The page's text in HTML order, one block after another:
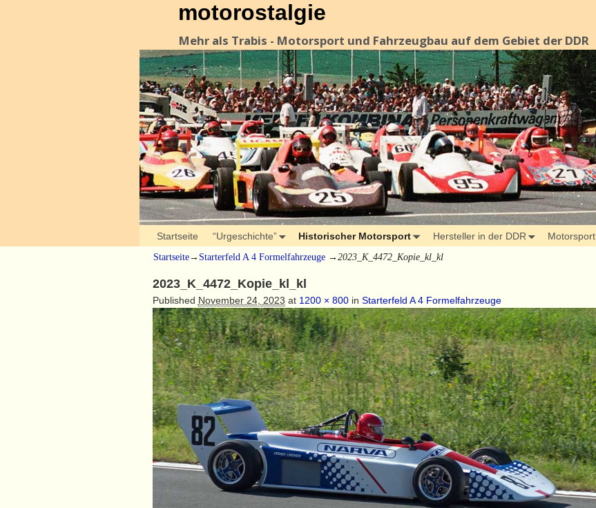
motorostalgie
Mehr als Trabis - Motorsport und Fahrzeugbau auf dem Gebiet der DDR
Startseite “Urgeschichte” Historischer Motorsport Hersteller in der DDR Motorsport
Startseite→ Starterfeld A 4 Formelfahrzeuge → 2023_K_4472_Kopie_kl_kl
2023_K_4472_Kopie_kl_kl
Published November 24, 2023 at 1200 × 800in Starterfeld A 4 Formelfahrzeuge